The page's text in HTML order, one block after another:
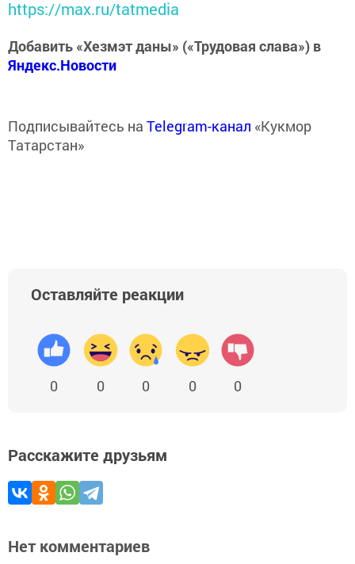
https://max.ru/tatmedia
Добавить «Хезмэт даны» («Трудовая слава») в
Яндекс.Новости
Подписывайтесь на Telegram-канал «Кукмор
Татарстан»
Оставляйте реакции
0 0 0 0 0
Расскажите друзьям
Нет комментариев